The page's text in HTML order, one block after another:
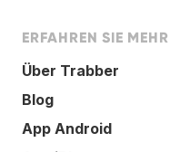
ERFAHREN SIE MEHR
Über Trabber
Blog
App Android